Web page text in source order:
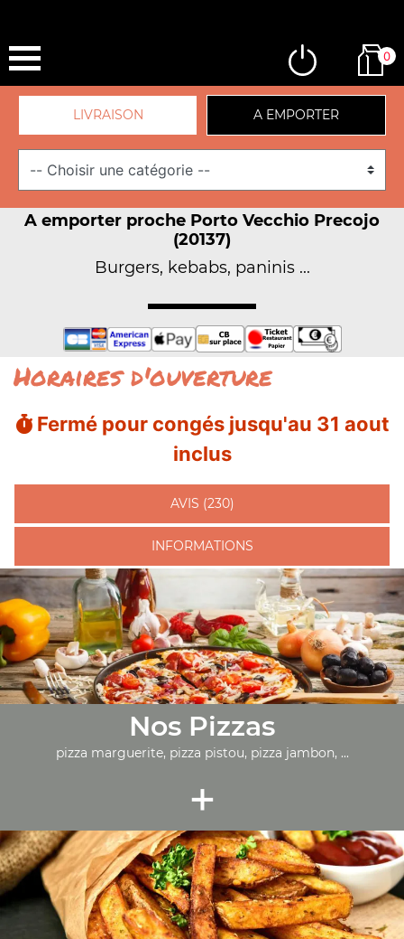
0
LIVRAISON A EMPORTER
A emporter proche Porto Vecchio Precojo
(20137)
Burgers, kebabs, paninis ...
Horaires d'ouverture
Fermé pour congés jusqu'au 31 aout
inclus
AVIS (230)
INFORMATIONS
Nos Pizzas
pizza marguerite, pizza pistou, pizza jambon, ...
+